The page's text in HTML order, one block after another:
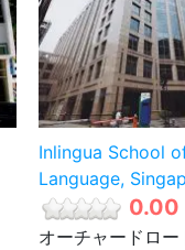
Inlingua School
Language,
0.00
オーチャードロー